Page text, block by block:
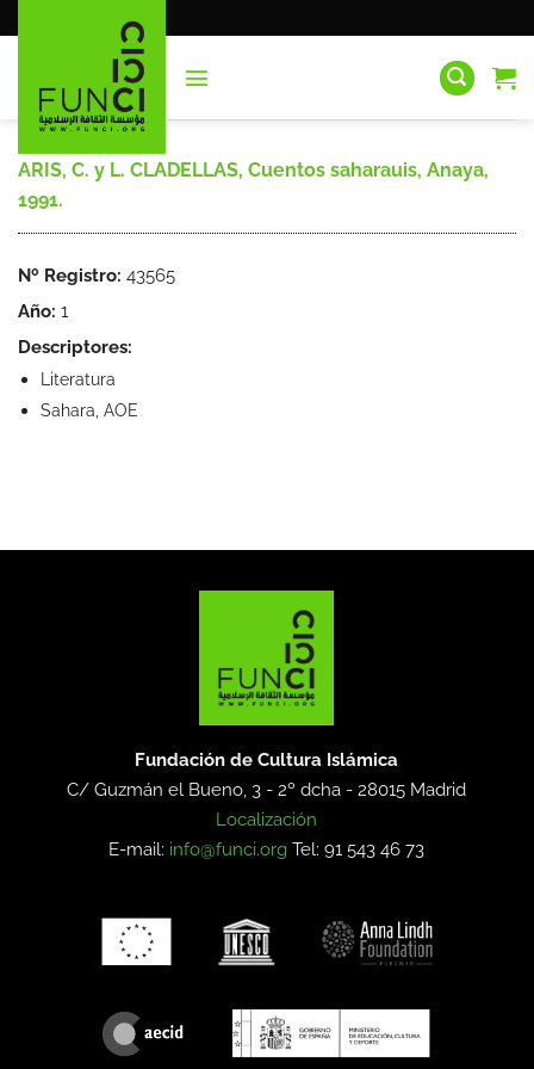
al
ARIS, C. y L. CLADELLAS, Cuentos saharauis, Anaya,
1991.
Nº Registro: 43565
Año: 1
Descriptores:
Literatura
Sahara, AOE
Fundación de Cultura Islámica
C/ Guzmán el Bueno, 3 - 2º dcha -28015 Madrid
Localización
E-mail: info@funci.org Tel: 91 543 46 73